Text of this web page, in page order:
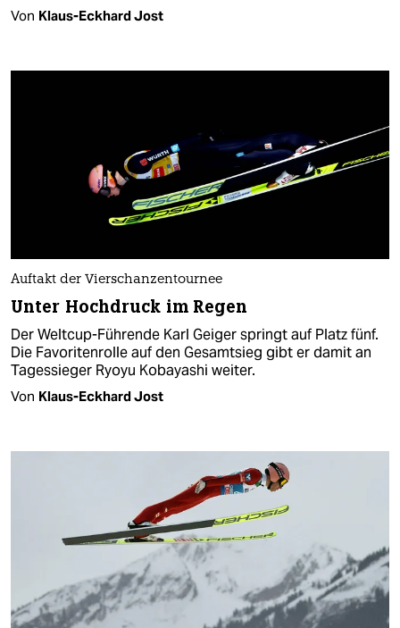
Von Klaus-Eckhard Jost
Auftakt der Vierschanzentournee
Unter Hochdruck im Regen
Der Weltcup-Führende Karl Geiger springt auf Platz fünf.
Die Favoritenrolle auf den Gesamtsieg gibt er damit an
Tagessieger Ryoyu Kobayashi weiter.
Von Klaus-Eckhard Jost